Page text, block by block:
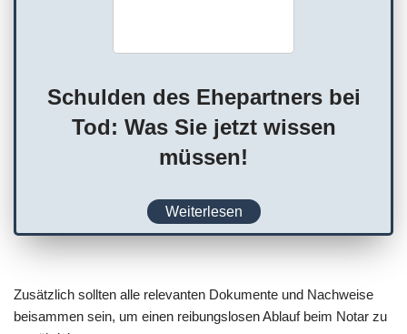
Schulden des Ehepartners bei
Tod: Was Sie jetzt wissen
müssen!
Weiterlesen
Zusätzlich sollten alle relevanten Dokumente und Nachweise
beisammen sein, um einen reibungslosen Ablauf beim Notar zu